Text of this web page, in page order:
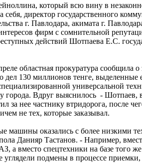
который всю вину в
себя, директор государственного
г. Павлодара, акимата г.
фирм с сомнительной
действий Шотпаева Е.С.
областная прокуратура
дел 130 миллионов тенге,
универсальной
города. Вдруг выяснилось - Шотпаев,
за нее частнику втридорога, после
не тех, которые заказывал.
машины оказались с более низкими
Данияр Тастанов. - Например,
а вместо спецтехники на базе того
углядели подмены в процессе приемки,